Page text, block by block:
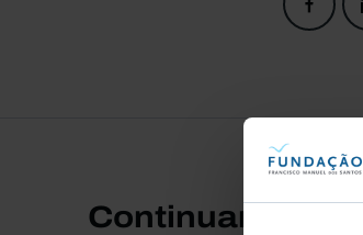
Continuar a